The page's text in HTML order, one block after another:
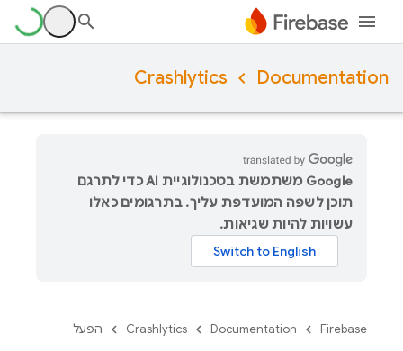
Documentation
Crashlytics
‫Google משתמשת בטכנולוגיית AI כדי לתרגם
תוכן לשפה המועדפת עליך. בתרגומים כאלו
עשויות להיות שגיאות.
Firebase
Documentation
Crashlytics הפעל